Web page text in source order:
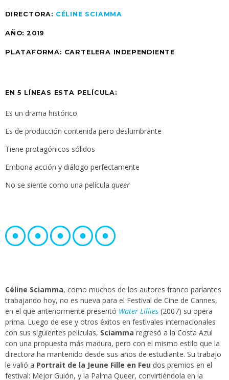
DIRECTORA: CÉLINE SCIAMMA
AÑO: 2019
PLATAFORMA: CARTELERA INDEPENDIENTE
EN 5 LÍNEAS ESTA PELÍCULA:
Es un drama histórico
Es de producción contenida pero deslumbrante
Tiene protagónicos sólidos
Embona acción y diálogo perfectamente
No se siente como una película queer
Céline Sciamma, como muchos de los autores franco parlantes
trabajando hoy, no es nueva para el Festival de Cine de Cannes,
en el que anteriormente presentó Water Lillies (2007) su opera
prima. Luego de ese y otros éxitos en festivales internacionales
con sus siguientes películas, Sciamma regresó a la Costa Azul
con una propuesta más madura, pero con el mismo estilo que la
directora ha mantenido desde sus años de estudiante. Su trabajo
le valió a Portrait de la Jeune Fille en Feu dos premios en el
festival: Mejor Guión, y la Palma Queer, convirtiéndola en la